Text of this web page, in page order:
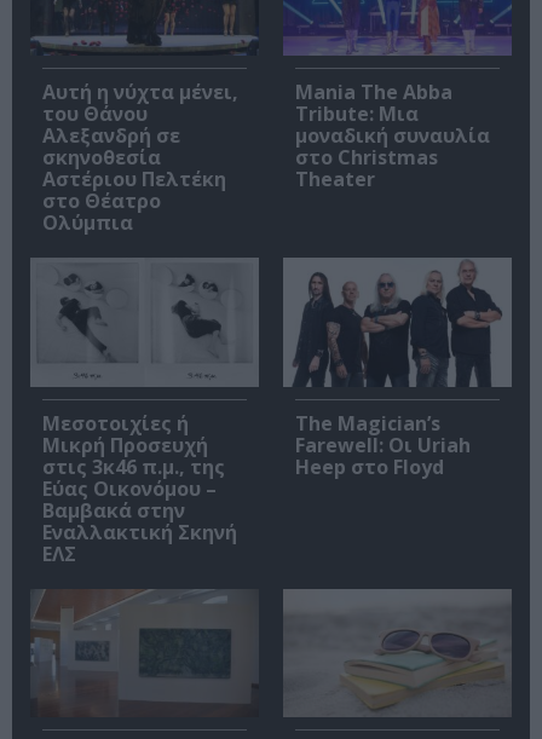
Αυτή η νύχτα μένει,
του Θάνου
Αλεξανδρή σε
σκηνοθεσία
Αστέριου Πελτέκη
στο Θέατρο
Ολύμπια
Mania The Abba
Tribute: Μια
μοναδική συναυλία
στο Christmas
Theater
Μεσοτοιχίες ή
Μικρή Προσευχή
στις 3κ46 π.μ., της
Εύας Οικονόμου –
Βαμβακά στην
Εναλλακτική Σκηνή
ΕΛΣ
The Magician’s
Farewell: Οι Uriah
Heep στο Floyd